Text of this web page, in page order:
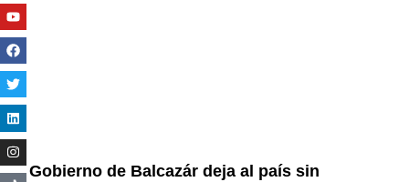
Gobierno de Balcazár deja al país sin
Youtube
Facebook
Twitter
Linkedin
Instagram